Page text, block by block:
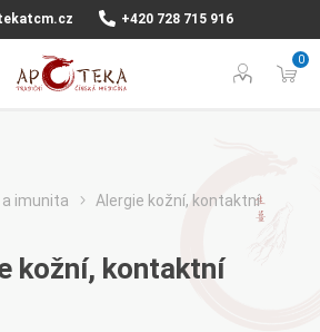
+420 728 715 916
0
a imunita Alergie kožní, kontaktní
kožní, kontaktní